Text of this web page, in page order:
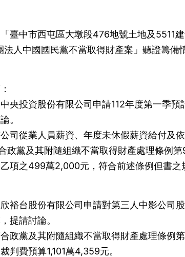
臺中市西屯區大墩段476地號土地及5511
人中國國民黨不當取得財產案」聽證籌備
央投資股份有限公司申請112年度第一季
。
司從業人員薪資、年度未休假薪資給付及
政黨及其附隨組織不當取得財產處理條例
項之499萬2,000元，符合前述條例但書
裕台股份有限公司申請對第三人中影公司
提請討論。
政黨及其附隨組織不當取得財產處理條例
判費預算1,101萬4,359元。